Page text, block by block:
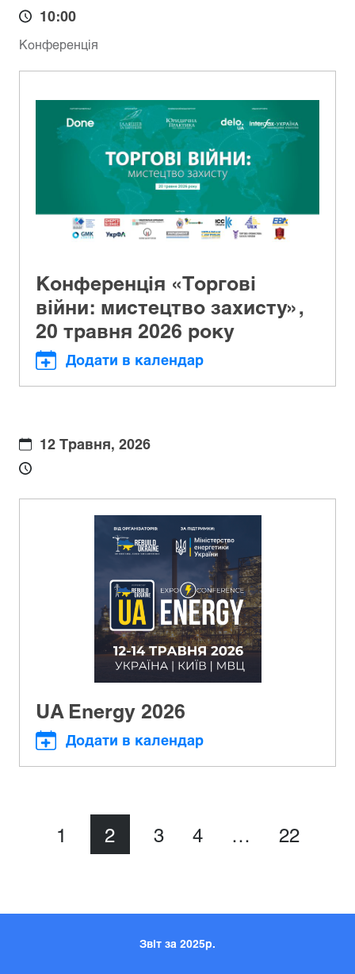
10:00
Конференція
Конференція «Торгові
війни: мистецтво захисту»,
20 травня 2026 року
Додати в календар
12 Травня, 2026
UA Energy 2026
Додати в календар
1 2 3 4 … 22
Звіт за 2025р.